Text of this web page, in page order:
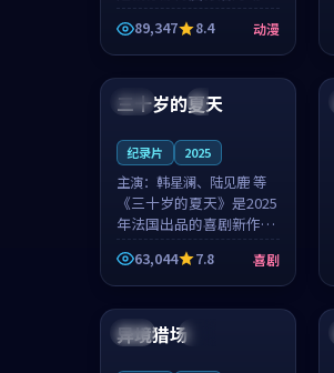
佳作。中国大陆的取景与
海岛日常的氛围相互成
就，李宥真与谢承南的对
手戏自然克制，让整部影
片在悬念与...
89,347 8.4 动漫
法国 4K
99:12
三十岁的夏天
纪录片 2025
主演： 韩星澜、陆见鹿 等
《三十岁的夏天》是2025
年法国出品的喜剧新作，
主创团队希望用深夜电台
的故事让观众停下来想一
想。韩星澜领衔，陆见鹿
担任重要角色，山田纯一
的叙事节...
63,044 7.8 喜剧
韩国
99:51
异境猎场